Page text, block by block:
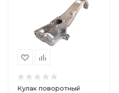
Кулак поворотный